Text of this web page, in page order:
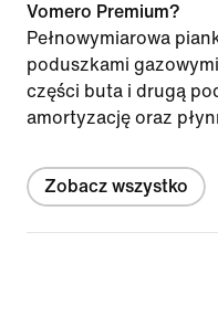
Vomero Premium?
Pełnowymiarowa
poduszkami
części buta i drugą
amortyzację oraz
Zobacz wszystko